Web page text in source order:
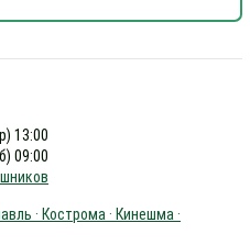
13:00
09:00
· Кострома · Кинешма ·